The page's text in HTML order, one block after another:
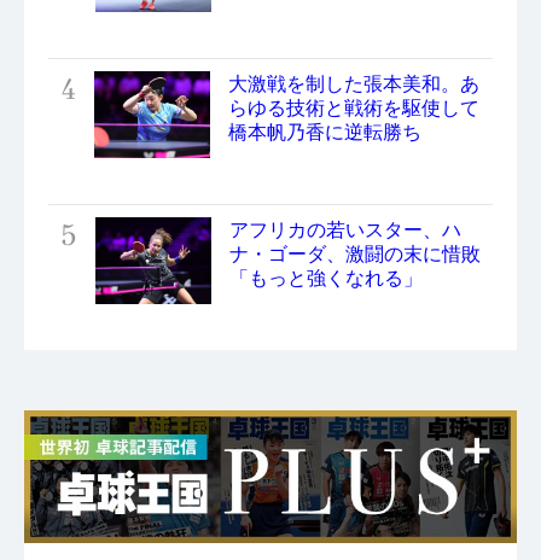
4
大激戦を制した張本美和。あ
らゆる技術と戦術を駆使して
橋本帆乃香に逆転勝ち
5
アフリカの若いスター、ハ
ナ・ゴーダ、激闘の末に惜敗
「もっと強くなれる」